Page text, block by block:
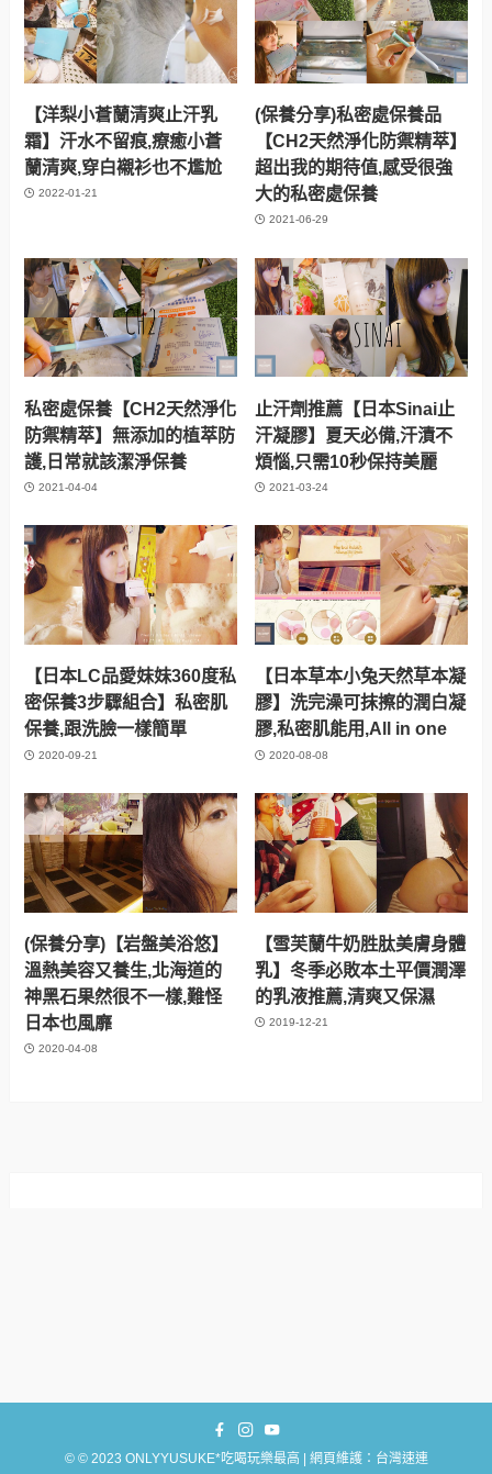
【洋梨小蒼蘭清爽止汗乳
霜】汗水不留痕,療癒小蒼
蘭清爽,穿白襯衫也不尷尬
2022-01-21
(保養分享)私密處保養品
【CH2天然淨化防禦精萃】
超出我的期待值,感受很強
大的私密處保養
2021-06-29
私密處保養【CH2天然淨化
防禦精萃】無添加的植萃防
護,日常就該潔淨保養
2021-04-04
止汗劑推薦【日本Sinai止
汗凝膠】夏天必備,汗漬不
煩惱,只需10秒保持美麗
2021-03-24
【日本LC品愛妹妹360度私
密保養3步驟組合】私密肌
保養,跟洗臉一樣簡單
2020-09-21
【日本草本小兔天然草本凝
膠】洗完澡可抹擦的潤白凝
膠,私密肌能用,All in one
2020-08-08
(保養分享)【岩盤美浴悠】
溫熱美容又養生,北海道的
神黑石果然很不一樣,難怪
日本也風靡
2020-04-08
【雪芙蘭牛奶胜肽美膚身體
乳】冬季必敗本土平價潤澤
的乳液推薦,清爽又保濕
2019-12-21
©© 2023 ONLYYUSUKE*吃喝玩樂最高 | 網頁維護：台灣速連